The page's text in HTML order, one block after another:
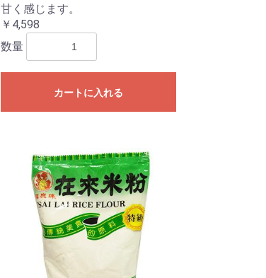
甘く感じます。
￥4,598
数量
カートに入れる